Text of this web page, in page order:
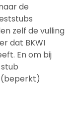
de
zelf de vulling
dat BKWI
En om bij